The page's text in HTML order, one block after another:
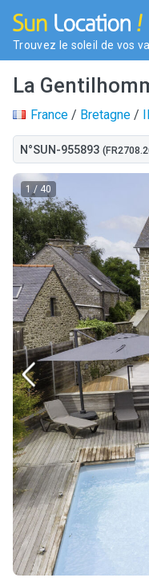
Trouvez le soleil de vos
La
France / Bretagne /
N°SUN-955893
1 / 40